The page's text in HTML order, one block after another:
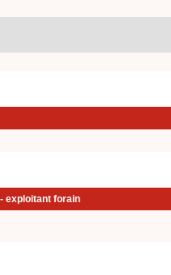
exploitant forain